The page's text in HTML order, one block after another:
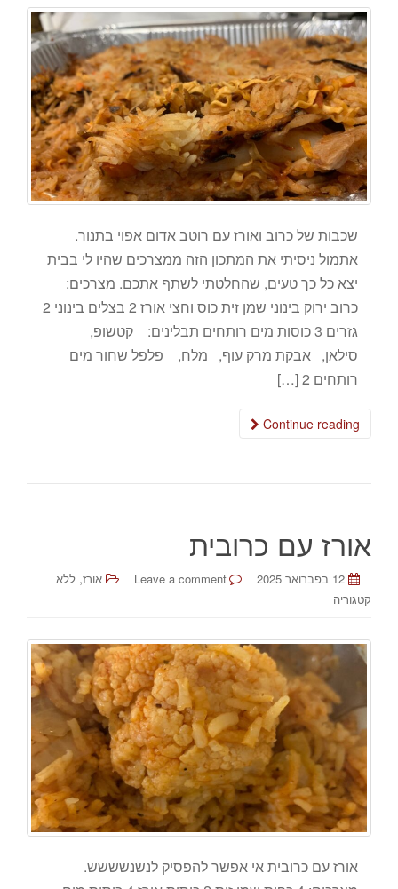
שכבות של כרוב ואורז עם רוטב אדום אפוי בתנור.
אתמול ניסיתי את המתכון הזה ממצרכים שהיו לי בבית
יצא כל כך טעים, שהחלטתי לשתף אתכם. מצרכים:
כרוב ירוק בינוני שמן זית כוס וחצי אורז 2 בצלים בינוני 2
גזרים 3 כוסות מים רותחים תבלינים: קטשופ,
סילאן, אבקת מרק עוף, מלח, פלפל שחור מים
רותחים 2 […]
Continue reading
אורז עם כרובית
12 בפברואר 2025 Leave a comment אורז, ללא
קטגוריה
אורז עם כרובית אי אפשר להפסיק לנשנשששש.